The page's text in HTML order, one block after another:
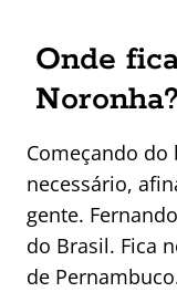
Onde
Noronha?
Começando
necessário,
gente.
do Brasil. Fica
de